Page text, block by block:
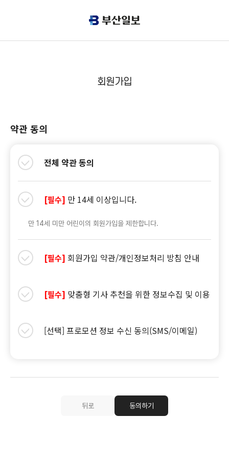
회원가입
약관 동의
전체 약관 동의
[필수] 만 14세 이상입니다.
만 14세 미만 어린이의 회원가입을 제한합니다.
[필수] 회원가입 약관/개인정보처리 방침 안내
[필수] 맞춤형 기사 추천을 위한 정보수집 및 이용
[선택] 프로모션 정보 수신 동의(SMS/이메일)
뒤로